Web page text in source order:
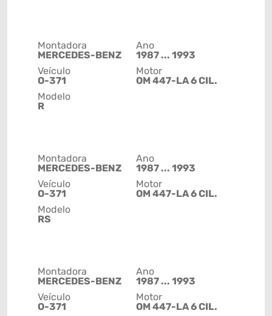
Montadora
MERCEDES-BENZ
Veículo
O-371
Modelo
R
Ano
1987 ... 1993
Motor
OM 447-LA 6 CIL.
Montadora
MERCEDES-BENZ
Veículo
O-371
Modelo
RS
Ano
1987 ... 1993
Motor
OM 447-LA 6 CIL.
Montadora
MERCEDES-BENZ
Veículo
O-371
Ano
1987 ... 1993
Motor
OM 447-LA 6 CIL.